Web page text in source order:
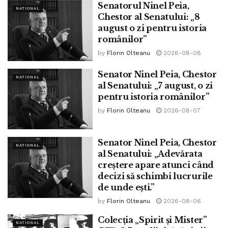
de vaccin, cu posibilitatea de a crește cantitățile
livrate.
AstraZeneca are un contract de 1 miliard de
dolari. De notat că vaccinul la care lucrează
această companie este puternic susținut de
Bill Gates.
Moderna, altă companie în care este vârât Bill
Gates, are un contract de 1 miliard de dolari
Firma Novavax a obținut contract de 1.6
miliarde de dolari
Regeneron Pharmaceuticals a pus mâna pe 450
milioane de dolari.
Firma Johnson & Johnson n-a căpătat decât
420 milioane dolari
Dacă cei de la Johnson & Johnson s-au angajat în fața
NATIONAL
Senatorul Ninel Peia,
Chestor al Senatului: „8
august o zi pentru istoria
românilor”
by Florin Olteanu 2026-08-08
NATIONAL
Senator Ninel Peia, Chestor
al Senatului: „7 august, o zi
pentru istoria românilor”
by Florin Olteanu 2026-08-07
NATIONAL
Senator Ninel Peia, Chestor
al Senatului: „Adevărata
creștere apare atunci când
decizi să schimbi lucrurile
de unde ești.”
by Florin Olteanu 2026-08-06
NATIONAL
Colecția „Spirit și Mister”